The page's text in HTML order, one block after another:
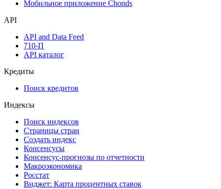
Мобильное приложение Cbonds
API
API and Data Feed
710-П
API каталог
Кредиты
Поиск кредитов
Индексы
Поиск индексов
Страницы стран
Создать индекс
Консенсусы
Консенсус-прогнозы по отчетности
Макроэкономика
Росстат
Виджет: Карта процентных ставок